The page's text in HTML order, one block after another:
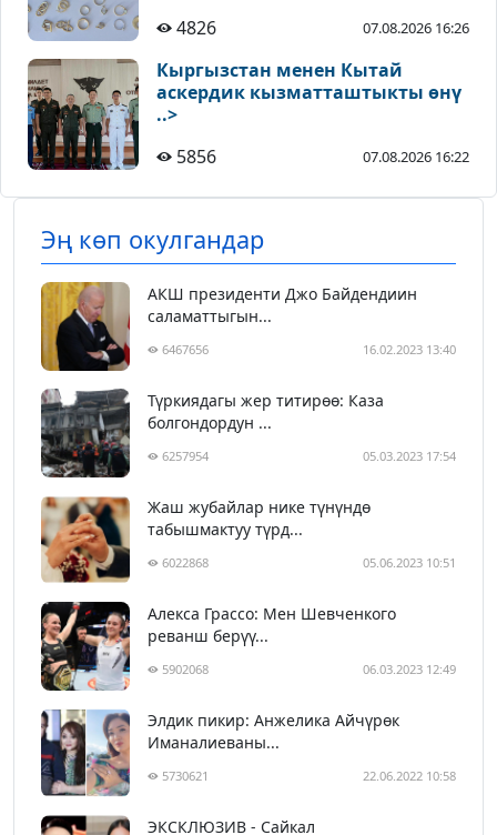
4826
07.08.2026 16:26
Кыргызстан менен Кытай
аскердик кызматташтыкты өнү
..>
5856
07.08.2026 16:22
Эң көп окулгандар
АКШ президенти Джо Байдендиин
саламаттыгын...
6467656 16.02.2023 13:40
Түркиядагы жер титирөө: Каза
болгондордун ...
6257954 05.03.2023 17:54
Жаш жубайлар нике түнүндө
табышмактуу түрд...
6022868 05.06.2023 10:51
Алекса Грассо: Мен Шевченкого
реванш берүү...
5902068 06.03.2023 12:49
Элдик пикир: Анжелика Айчүрөк
Иманалиеваны...
5730621 22.06.2022 10:58
ЭКСКЛЮЗИВ - Сайкал